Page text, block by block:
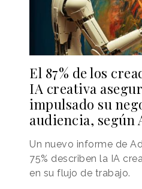
El 87% de los
IA creativa
impulsado su
audiencia, según
Un nuevo informe de
75% describen la IA
en su flujo de trabajo.